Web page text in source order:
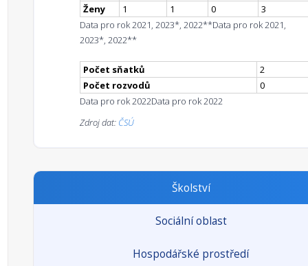
Ženy
1 1 0
3
Data pro rok 2021, 2023*, 2022**Data pro rok 2021,
2023*, 2022**
Počet sňatků
2
Počet rozvodů
0
Data pro rok 2022Data pro rok 2022
Zdroj dat: ČSÚ
Školství
Sociální oblast
Hospodářské prostředí